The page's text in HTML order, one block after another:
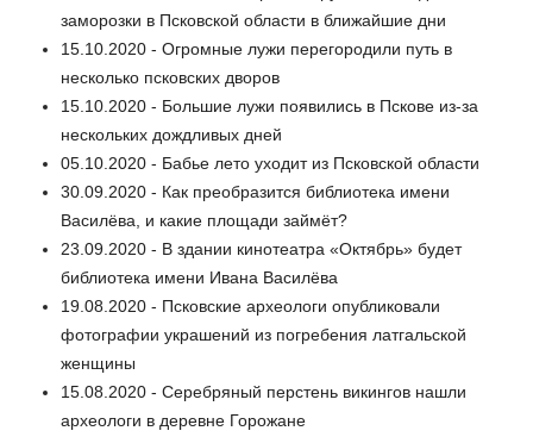
заморозки в Псковской области в ближайшие дни
15.10.2020 - Огромные лужи перегородили путь в
несколько псковских дворов
15.10.2020 - Большие лужи появились в Пскове из-за
нескольких дождливых дней
05.10.2020 - Бабье лето уходит из Псковской области
30.09.2020 - Как преобразится библиотека имени
Василёва, и какие площади займёт?
23.09.2020 - В здании кинотеатра «Октябрь» будет
библиотека имени Ивана Василёва
19.08.2020 - Псковские археологи опубликовали
фотографии украшений из погребения латгальской
женщины
15.08.2020 - Серебряный перстень викингов нашли
археологи в деревне Горожане